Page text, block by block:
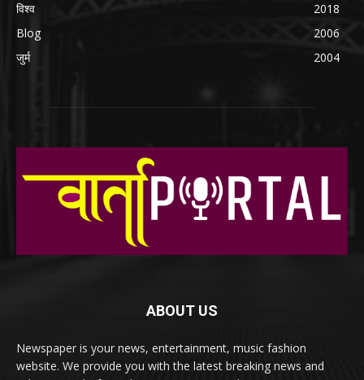
विश्व
2018
Blog
2006
जुर्म
2004
ABOUT US
Newspaper is your news, entertainment, music fashion
website. We provide you with the latest breaking news and